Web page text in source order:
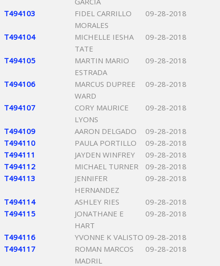
T494103
FIDEL CARRILLO
MORALES
09-28-2018
T494104
MICHELLE IESHA
TATE
09-28-2018
T494105
MARTIN MARIO
ESTRADA
09-28-2018
T494106
MARCUS DUPREE
WARD
09-28-2018
T494107
CORY MAURICE
LYONS
09-28-2018
T494109 AARON DELGADO
09-28-2018
T494110
PAULA PORTILLO
09-28-2018
T494111
JAYDEN WINFREY
09-28-2018
T494112
MICHAEL TURNER
09-28-2018
T494113
JENNIFER
HERNANDEZ
09-28-2018
T494114 ASHLEY RIES
09-28-2018
T494115
JONATHANE E
HART
09-28-2018
T494116 YVONNE K VALISTO 09-28-2018
T494117
ROMAN MARCOS
MADRIL
09-28-2018